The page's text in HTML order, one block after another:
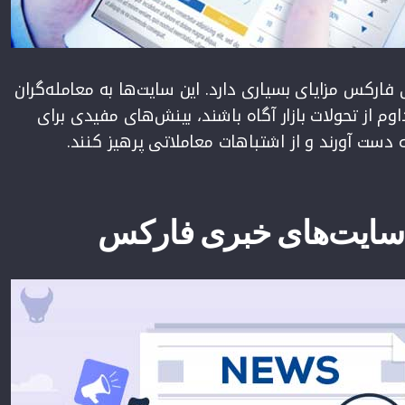
مزایای بسیاری دارد. این سایت‌ها به معامله‌گران
از تحولات بازار آگاه باشند، بینش‌های مفیدی برای
آورند و از اشتباهات معاملاتی پرهیز کنند.
سایت‌های خبری فارکس